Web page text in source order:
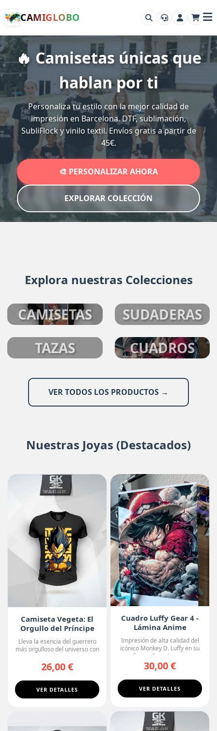
CAMIGLOBO
🔥 Camisetas únicas que
hablan por ti
Personaliza tu estilo con la mejor calidad de
impresión en Barcelona. DTF, sublimación,
SubliFlock y vinilo textil. Envíos gratis a partir de
45€.
🎨 PERSONALIZAR AHORA
EXPLORAR COLECCIÓN
Explora nuestras Colecciones
CAMISETAS
SUDADERAS
TAZAS
CUADROS
VER TODOS LOS PRODUCTOS →
Nuestras Joyas (Destacados)
Camiseta Vegeta: El
Orgullo del Príncipe
Lleva la esencia del guerrero
más orgulloso del universo con
esta camiseta ne...
26,00 €
VER DETALLES
Cuadro Luffy Gear 4 -
Lámina Anime
Premium
Impresión de alta calidad del
icónico Monkey D. Luffy en su
forma Gear 4, con...
30,00 €
VER DETALLES